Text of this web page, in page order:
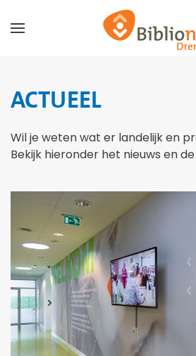
ACTUEEL
Wil je weten wat er landelijk en
Bekijk hieronder het nieuws en